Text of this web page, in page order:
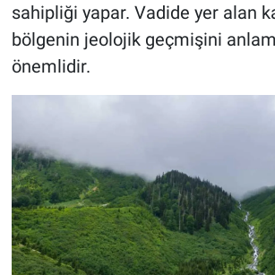
sahipliği yapar. Vadide yer alan
bölgenin jeolojik geçmişini
önemlidir.